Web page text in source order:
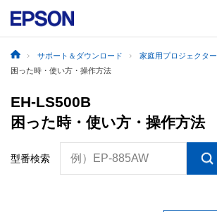
サポート＆ダウンロード 家庭用プロジェクター
困った時・使い方・操作方法
EH-LS500B
困った時・使い方・操作方法
型番検索 例）EP-885AW